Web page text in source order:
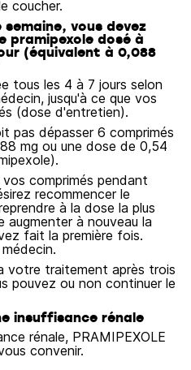
coucher.
vous devez
pramipexole dosé à
(équivalent à 0,088
tous les 4 à 7 jours selon
jusqu'à ce que vos
(dose d'entretien).
pas dépasser 6 comprimés
mg ou une dose de 0,54
comprimés pendant
recommencer le
à la dose la plus
augmenter à nouveau la
fait la première fois.
votre traitement après trois
pouvez ou non continuer le
insuffisance rénale
rénale, PRAMIPEXOLE
convenir.